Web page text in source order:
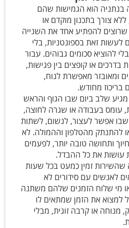
בנתניה הוא הגמישות שהם
צורך בתכנון מוקדם או
שרוצים להפתיע אחד את השנייה
לעשות זאת בספונטניות, בלי
להוציא סכומים גבוהים. עבור
או קופצים בין פגישות,
ומאובזר מאפשרת לנוח,
בריכוז מחודש.
שלב ביום שבו הגוף והראש
עומס בעבודה או שגרה לחוצה,
אפשר לעצור, לנשום, לשתות
להתנתק מהטלפון וההמולה. לא
ותחושה טובה יותר, לפעמים
עושות את כל ההבדל.
שהשירות זמין כמעט בכל שעות
לאנשים עם סידורים לא
מי שלוח הזמנים שלהם משתנה
למצוא את הזמן שמתאים לו
מנוחה או קרבה זוגית, מבלי